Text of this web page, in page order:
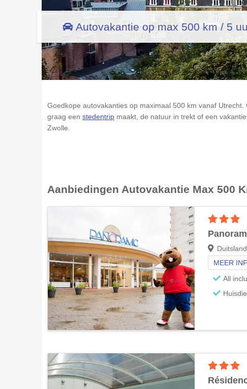
Autovakantie op max 500 km / 5
Goedkope autovakanties op maximaal 500 km vanaf
graag een stedentrip maakt, de natuur in trekt of een
Zwolle.
Aanbiedingen Autovakantie Max 500
MEER
All